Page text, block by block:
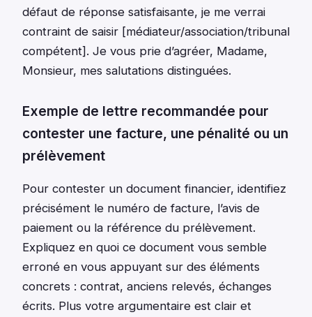
défaut de réponse satisfaisante, je me verrai
contraint de saisir [médiateur/association/tribunal
compétent]. Je vous prie d’agréer, Madame,
Monsieur, mes salutations distinguées.
Exemple de lettre recommandée pour
contester une facture, une pénalité ou un
prélèvement
Pour contester un document financier, identifiez
précisément le numéro de facture, l’avis de
paiement ou la référence du prélèvement.
Expliquez en quoi ce document vous semble
erroné en vous appuyant sur des éléments
concrets : contrat, anciens relevés, échanges
écrits. Plus votre argumentaire est clair et